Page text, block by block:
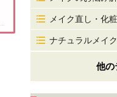
メイク直し・化
ナチュラルメイク
他の